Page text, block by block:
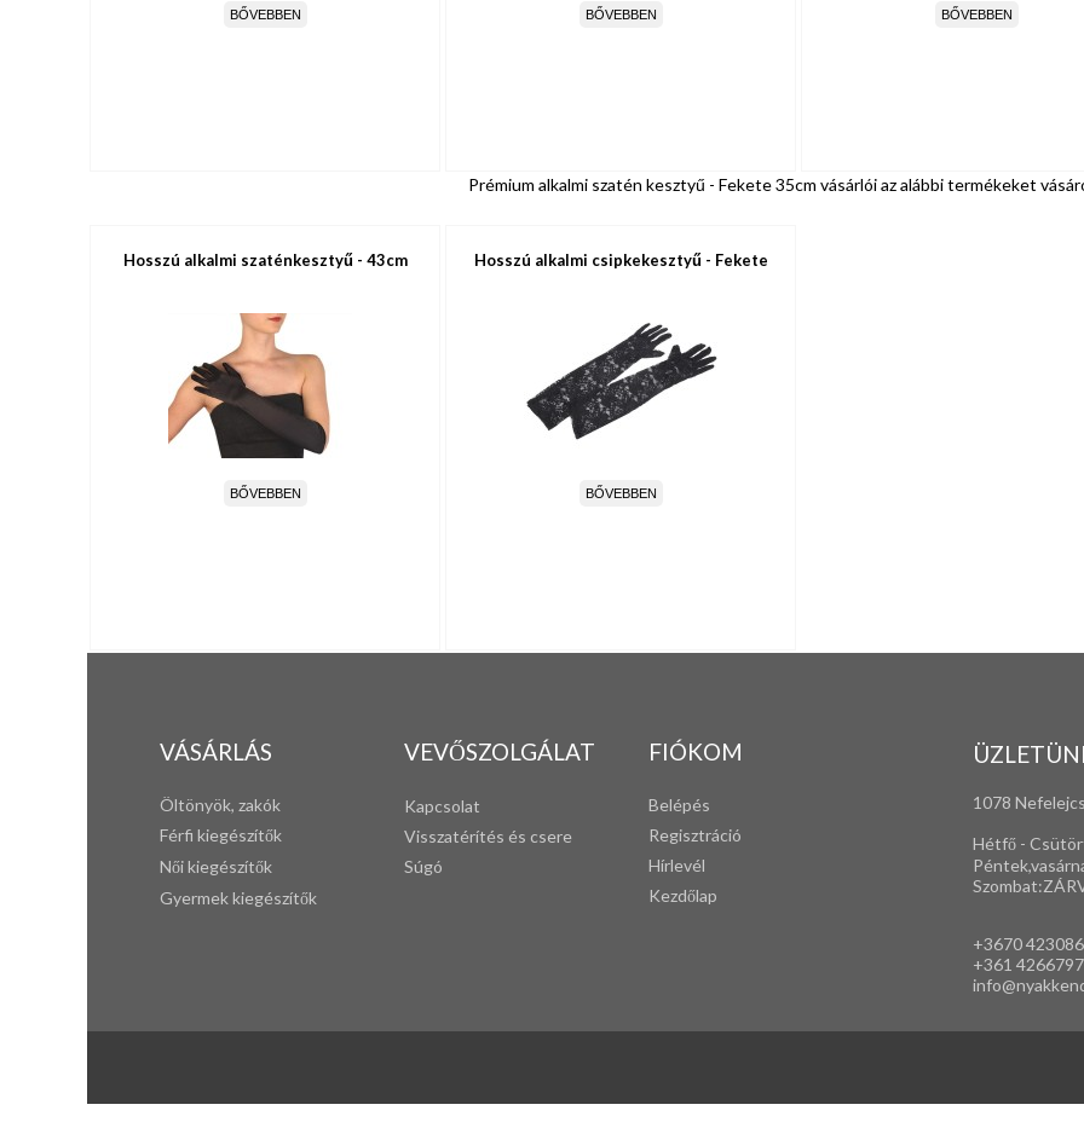
BŐVEBBEN BŐVEBBEN BŐVEBBEN
Prémium alkalmi szatén kesztyű - Fekete 35cm vásárlói az alábbi termékeket
Hosszú alkalmi szaténkesztyű - 43cm
BŐVEBBEN
Hosszú alkalmi csipkekesztyű - Fekete
BŐVEBBEN
VÁSÁRLÁS
Öltönyök, zakók
Férfi kiegészítők
Női kiegészítők
Gyermek kiegészítők
VEVŐSZOLGÁLAT
Kapcsolat
Visszatérítés és csere
Súgó
FIÓKOM
Belépés
Regisztráció
Hírlevél
Kezdőlap
1078
Hétfő -
+3670
+361 4266797